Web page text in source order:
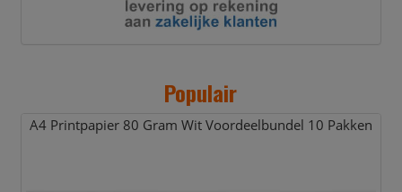
Populair
A4 Printpapier 80 Gram Wit Voordeelbundel 10 Pakken